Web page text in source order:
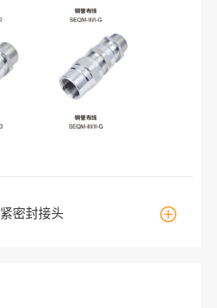
密封接头 